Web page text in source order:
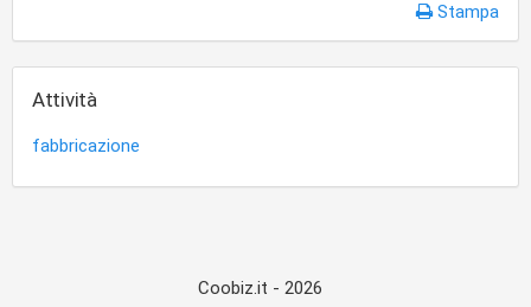
Stampa
Attività
fabbricazione
Coobiz.it - 2026